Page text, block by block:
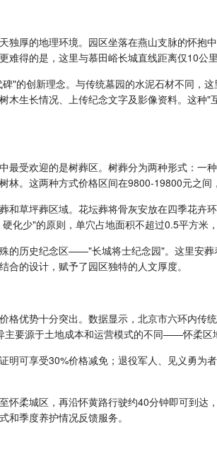
独厚的地理环境。园区坐落在燕山支脉的怀
难得的是，这里与慕田峪长城直线距离仅10公
"的创新理念。与传统墓园的水泥石材不同，
木生长情况、上传纪念文字及影像资料。这
最受欢迎的是树葬区。树葬分为两种形式：
林。这两种方式价格区间在9800-19800元之间
和草坪葬区域。花坛葬将骨灰安放在四季花
化少"的原则，单穴占地面积不超过0.5平方米
的历史纪念区——"长城将士纪念园"。这里安
的设计，赋予了园区独特的人文厚度。
格优势十分突出。数据显示，北京市六环内
要源于土地成本和运营模式的不同——怀柔区
明可享受30%价格减免；退役军人、见义勇
怀柔城区，再沿怀黄路行驶约40分钟即可到
季度养护情况反馈服务。